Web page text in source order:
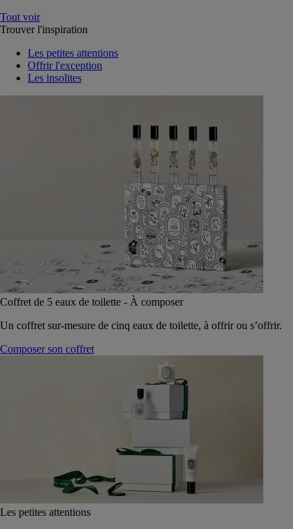
Tout voir
Trouver l'inspiration
Les petites attentions
Offrir l'exception
Les insolites
Coffret de 5 eaux de toilette - À composer
Un coffret sur-mesure de cinq eaux de toilette, à offrir ou s’offrir.
Composer son coffret
Les petites attentions